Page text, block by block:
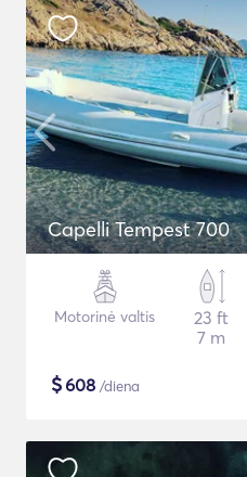
Capelli Tempest 700
Motorinė valtis
23 ft
7 m
$608 /diena